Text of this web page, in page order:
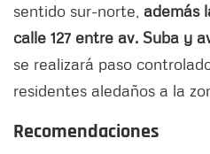
sentido sur-norte, además
calle 127 entre av. Suba y
se realizará paso
residentes aledaños a la
Recomendaciones